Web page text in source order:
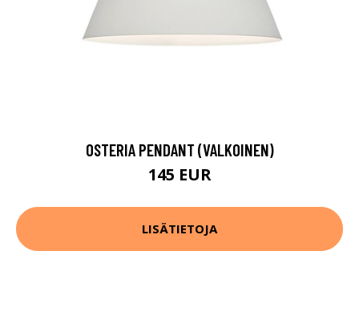
OSTERIA PENDANT (VALKOINEN)
145 EUR
LISÄTIETOJA